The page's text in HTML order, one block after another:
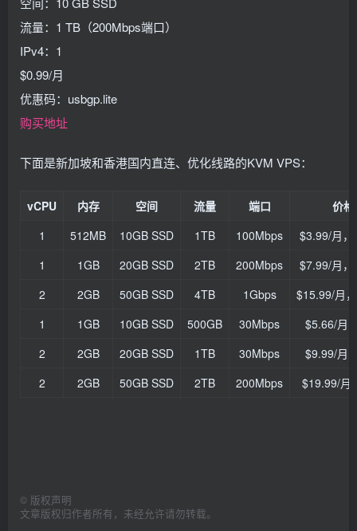
流量：1 TB（200Mbps端口）
IPv4：1
$0.99/月
优惠码：usbgp.lite
购买地址
下面是新加坡和香港国内直连、优化线路的KVM VPS：
vCPU 内存 空间 流量 端口
价格
1
512MB 10GB SSD 1TB 100Mbps
$3.99/月，
1
1GB 20GB SSD 2TB 200Mbps
$7.99/月，
2
2GB 50GB SSD 4TB 1Gbps
$15.99/月
1
1GB 10GB SSD 500GB 30Mbps
$5.66/月
2
2GB 20GB SSD 1TB 30Mbps
$9.99/月
2
2GB 50GB SSD 2TB 200Mbps $19.99/月
© 版权声明
文章版权归作者所有，未经允许请勿转载。